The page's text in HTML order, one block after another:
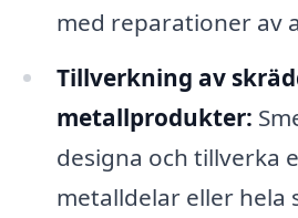
med reparationer av
Tillverkning av
metallprodukter:
designa och tillverka
metalldelar eller